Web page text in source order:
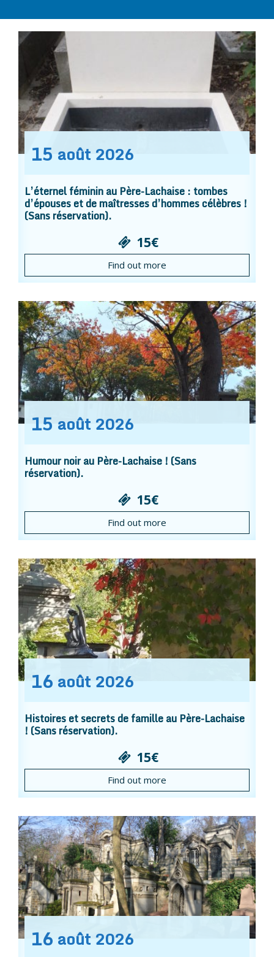
15 août 2026
L’éternel féminin au Père-Lachaise : tombes
d’épouses et de maîtresses d’hommes célèbres !
(Sans réservation).
15€
Find out more
15 août 2026
Humour noir au Père-Lachaise ! (Sans
réservation).
15€
Find out more
16 août 2026
Histoires et secrets de famille au Père-Lachaise
! (Sans réservation).
15€
Find out more
16 août 2026